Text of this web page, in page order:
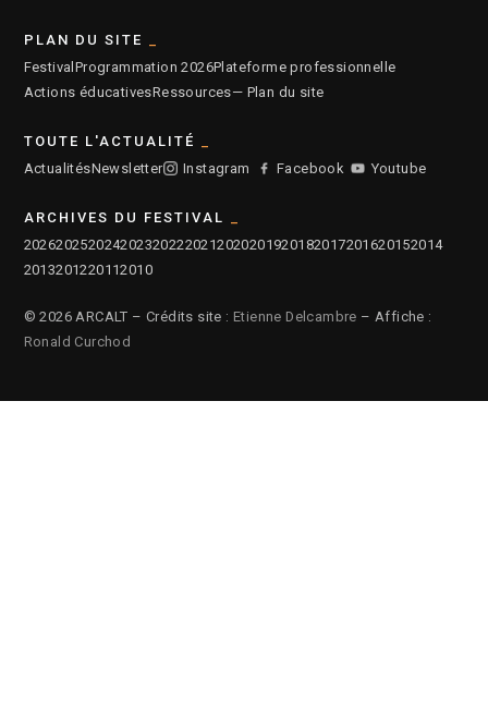
PLAN DU SITE
Festival Programmation 2026Plateforme professionnelle
Actions éducativesRessources— Plan du site
TOUTE L'ACTUALITÉ
ActualitésNewsletter Instagram Facebook Youtube
ARCHIVES DU FESTIVAL
2026202520242023202220212020201920182017201620152014
2013201220112010
© 2026 ARCALT – Crédits site : Etienne Delcambre – Affiche :
Ronald Curchod